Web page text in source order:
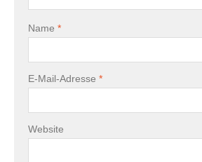
Name *
E-Mail-Adresse *
Website